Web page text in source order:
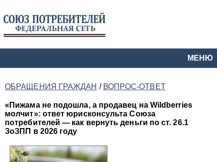
МЕНЮ
ОБРАЩЕНИЯ ГРАЖДАН / ВОПРОС-ОТВЕТ
«Пижама не подошла, а продавец на Wildberries
молчит»: ответ юрисконсульта Союза
потребителей — как вернуть деньги по ст. 26.1
ЗоЗПП в 2026 году